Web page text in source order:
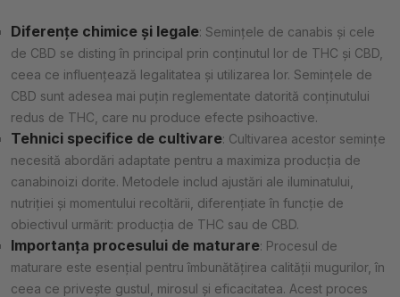
Diferențe chimice și legale: Semințele de canabis și cele
de CBD se disting în principal prin conținutul lor de THC și CBD,
ceea ce influențează legalitatea și utilizarea lor. Semințele de
CBD sunt adesea mai puțin reglementate datorită conținutului
redus de THC, care nu produce efecte psihoactive.
Tehnici specifice de cultivare: Cultivarea acestor semințe
necesită abordări adaptate pentru a maximiza producția de
canabinoizi dorite. Metodele includ ajustări ale iluminatului,
nutriției și momentului recoltării, diferențiate în funcție de
obiectivul urmărit: producția de THC sau de CBD.
Importanța procesului de maturare: Procesul de
maturare este esențial pentru îmbunătățirea calității mugurilor, în
ceea ce privește gustul, mirosul și eficacitatea. Acest proces